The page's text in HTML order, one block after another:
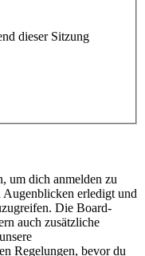
dieser Sitzung
um dich anmelden zu
erledigt und
Die Board-
auch zusätzliche
Regelungen, bevor du